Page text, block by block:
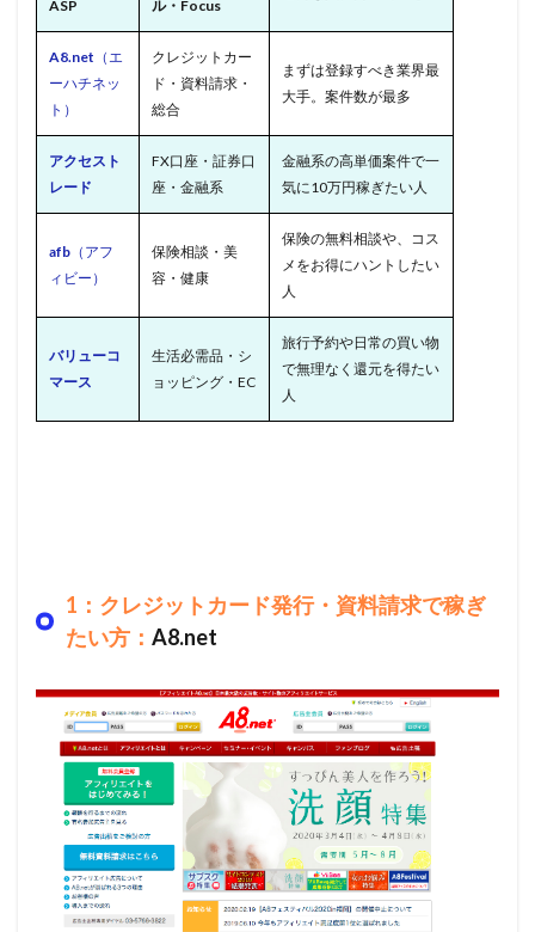
ASP
ル・Focus
A8.net （エ
ーハチネッ
ト）
クレジットカー
ド・資料請求・
総合
まずは登録すべき業界最
大手。案件数が最多
アクセスト
レード
FX口座・証券口
座・金融系
金融系の高単価案件で一
気に10万円稼ぎたい人
afb （アフ
ィビー）
保険相談・美
容・健康
保険の無料相談や、コス
メをお得にハントしたい
人
バリューコ
マース
生活必需品・シ
ョッピング・EC
旅行予約や日常の買い物
で無理なく還元を得たい
人
1：クレジットカード発行・資料請求で稼ぎ
たい方： A8.net